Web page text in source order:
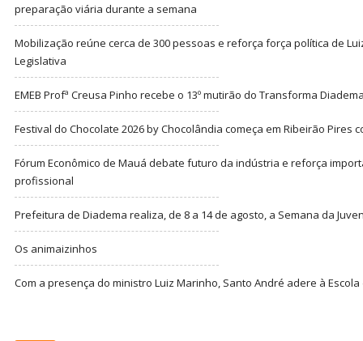
preparação viária durante a semana
Mobilização reúne cerca de 300 pessoas e reforça força política de
Legislativa
EMEB Profª Creusa Pinho recebe o 13º mutirão do Transforma
Festival do Chocolate 2026 by Chocolândia começa em Ribeirão Pires
Fórum Econômico de Mauá debate futuro da indústria e reforça
profissional
Prefeitura de Diadema realiza, de 8 a 14 de agosto, a Semana da
Os animaizinhos
Com a presença do ministro Luiz Marinho, Santo André adere à